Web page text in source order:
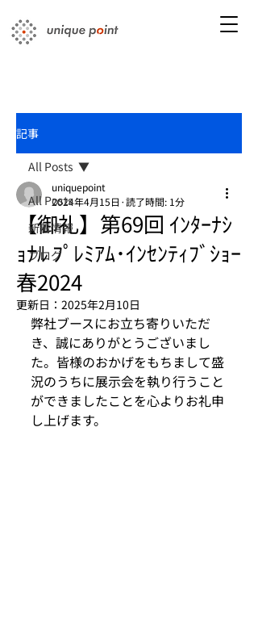
記事
All Posts
新着情報
ブログ
All Posts
【御礼】第69回 ｲﾝﾀｰﾅｼ
ｮﾅﾙ ﾌﾟﾚﾐｱﾑ･ｲﾝｾﾝﾃｨﾌﾞｼｮｰ
春2024
uniquepoint
2024年4月15日 読了時間: 1分
更新日： 2025年2月10日
弊社ブースにお立ち寄りいただ
き、誠にありがとうございまし
た。皆様のおかげをもちまして盛
況のうちに展示会を執り行うこと
ができましたことを心よりお礼申
し上げます。